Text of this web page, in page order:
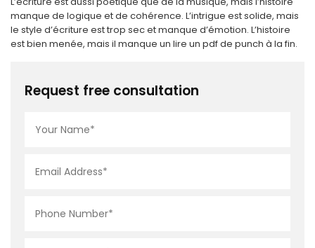
manque de logique et de cohérence. L’intrigue est solide, mais
le style d’écriture est trop sec et manque d’émotion. L’histoire
est bien menée, mais il manque un lire un pdf de punch à la fin.
Request free consultation